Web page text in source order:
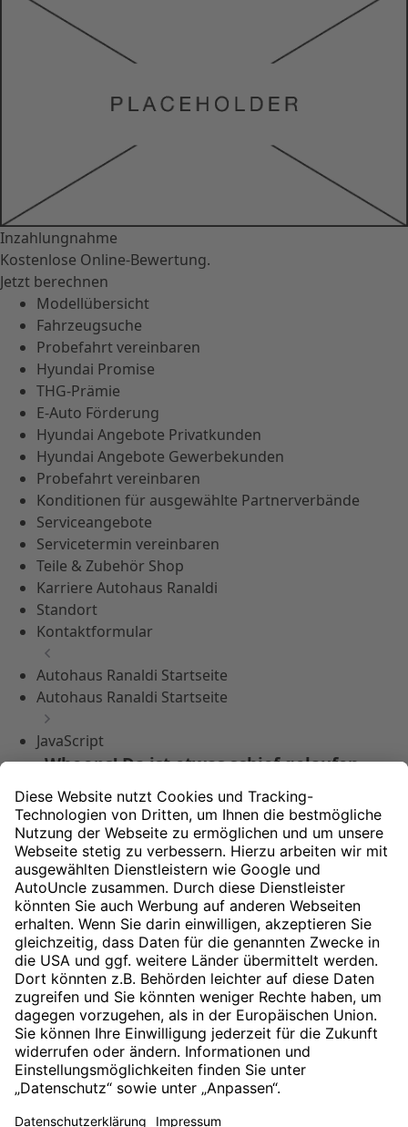
Inzahlungnahme
Kostenlose Online-Bewertung.
Jetzt berechnen
Modellübersicht
Fahrzeugsuche
Probefahrt vereinbaren
Hyundai Promise
THG-Prämie
E-Auto Förderung
Hyundai Angebote Privatkunden
Hyundai Angebote Gewerbekunden
Probefahrt vereinbaren
Konditionen für ausgewählte Partnerverbände
Serviceangebote
Servicetermin vereinbaren
Teile & Zubehör Shop
Karriere Autohaus Ranaldi
Standort
Kontaktformular
Autohaus Ranaldi Startseite
Autohaus Ranaldi Startseite
JavaScript
Whoops! Da ist etwas schief gelaufen.
Entschuldigung, diese Webseite funktioniert nicht ohne
JavaScript. Aktivieren Sie bitte JavaScript in Ihrem Browser
und kehren dann auf die Startseite zurück.
Zurück zur Starseite
Nach oben